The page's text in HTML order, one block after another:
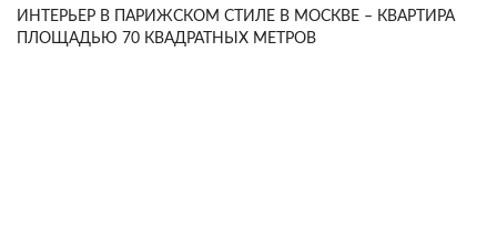
ИНТЕРЬЕР В ПАРИЖСКОМ СТИЛЕ В МОСКВЕ – КВАРТИРА
ПЛОЩАДЬЮ 70 КВАДРАТНЫХ МЕТРОВ